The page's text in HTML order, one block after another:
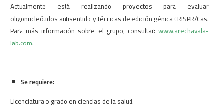
Actualmente está realizando proyectos para evaluar
oligonucleótidos antisentido y técnicas de edición génica CRISPR/Cas.
Para más información sobre el grupo, consultar: www.arechavala-
lab.com.
Se requiere:
Licenciatura o grado en ciencias de la salud.